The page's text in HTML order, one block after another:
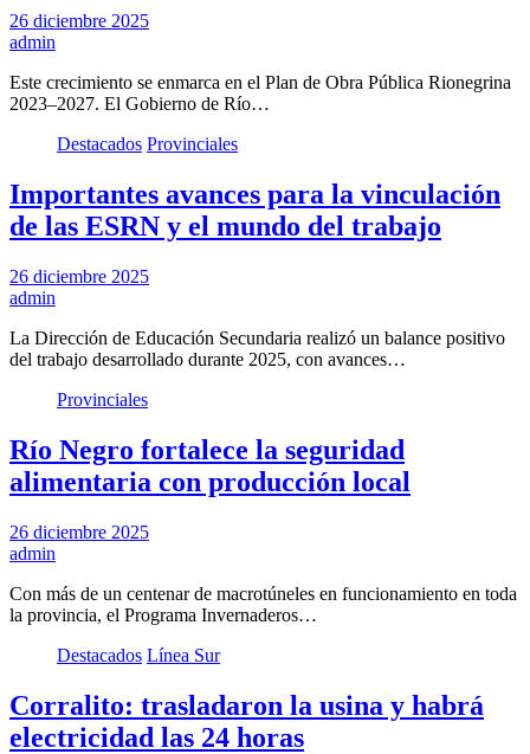
26 diciembre 2025
admin
Este crecimiento se enmarca en el Plan de Obra Pública Rionegrina
2023–2027. El Gobierno de Río…
Destacados Provinciales
Importantes avances para la vinculación
de las ESRN y el mundo del trabajo
26 diciembre 2025
admin
La Dirección de Educación Secundaria realizó un balance positivo
del trabajo desarrollado durante 2025, con avances…
Provinciales
Río Negro fortalece la seguridad
alimentaria con producción local
26 diciembre 2025
admin
Con más de un centenar de macrotúneles en funcionamiento en toda
la provincia, el Programa Invernaderos…
Destacados Línea Sur
Corralito: trasladaron la usina y habrá
electricidad las 24 horas